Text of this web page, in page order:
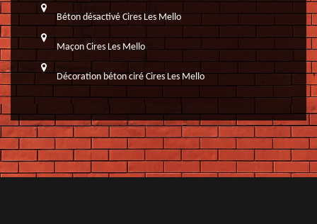
Béton désactivé Cires Les Mello
Maçon Cires Les Mello
Décoration béton ciré Cires Les Mello